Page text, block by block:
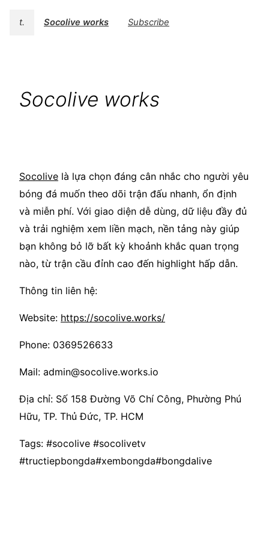
t. Socolive works Subscribe
Socolive works
Socolive là lựa chọn đáng cân nhắc cho người yêu
bóng đá muốn theo dõi trận đấu nhanh, ổn định
và miễn phí. Với giao diện dễ dùng, dữ liệu đầy đủ
và trải nghiệm xem liền mạch, nền tảng này giúp
bạn không bỏ lỡ bất kỳ khoảnh khắc quan trọng
nào, từ trận cầu đỉnh cao đến highlight hấp dẫn.
Thông tin liên hệ:
Website: https://socolive.works/
Phone: 0369526633
Mail: admin@socolive.works.io
Địa chỉ: Số 158 Đường Võ Chí Công, Phường Phú
Hữu, TP. Thủ Đức, TP. HCM
Tags: #socolive #socolivetv
#tructiepbongda#xembongda#bongdalive